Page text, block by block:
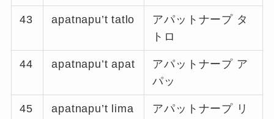
43 apatnapu’t tatlo
アパットナープ タ
トロ
44 apatnapu’t apat
アパットナープ ア
パッ
45 apatnapu’t lima
アパットナープ リ